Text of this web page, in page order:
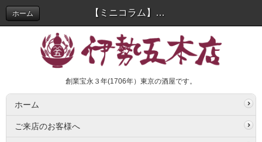
【ミニコラム】夏こそ「日本酒スパークリング！！」 | スタッフブログ
ホーム
創業宝永３年(1706年）東京の酒屋です。
ホーム
ご来店のお客様へ